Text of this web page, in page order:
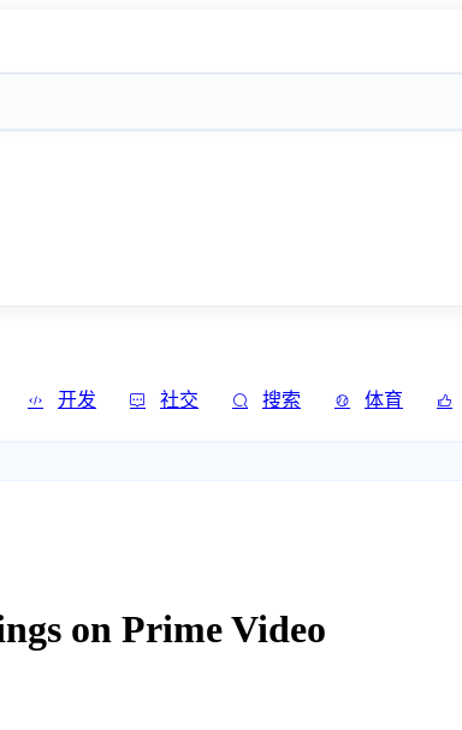
开发 社交 搜索 体育
on Prime Video